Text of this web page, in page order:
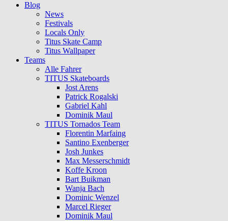
Blog
News
Festivals
Locals Only
Titus Skate Camp
Titus Wallpaper
Teams
Alle Fahrer
TITUS Skateboards
Jost Arens
Patrick Rogalski
Gabriel Kahl
Dominik Maul
TITUS Tornados Team
Florentin Marfaing
Santino Exenberger
Josh Junkes
Max Messerschmidt
Koffe Kroon
Bart Buikman
Wanja Bach
Dominic Wenzel
Marcel Rieger
Dominik Maul